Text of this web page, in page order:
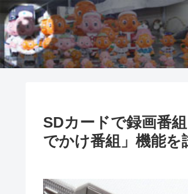
SDカードで録画番
でかけ番組」機能を